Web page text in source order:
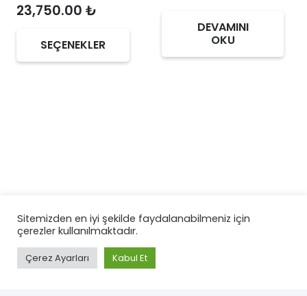
23,750.00 ₺
SEÇENEKLER
DEVAMINI
OKU
Geyikli Oyma Komodin
set
Rattan Antik Tel Dolap
Sitemizden en iyi şekilde faydalanabilmeniz için
çerezler kullanılmaktadır.
Çerez Ayarları Kabul Et